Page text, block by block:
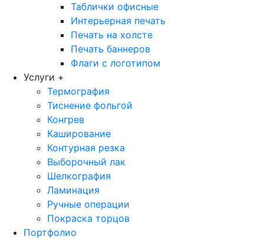
Таблички офисные
Интерьерная печать
Печать на холсте
Печать баннеров
Флаги с логотипом
Услуги +
Термография
Тиснение фольгой
Конгрев
Каширование
Контурная резка
Выборочный лак
Шелкография
Ламинация
Ручные операции
Покраска торцов
Портфолио